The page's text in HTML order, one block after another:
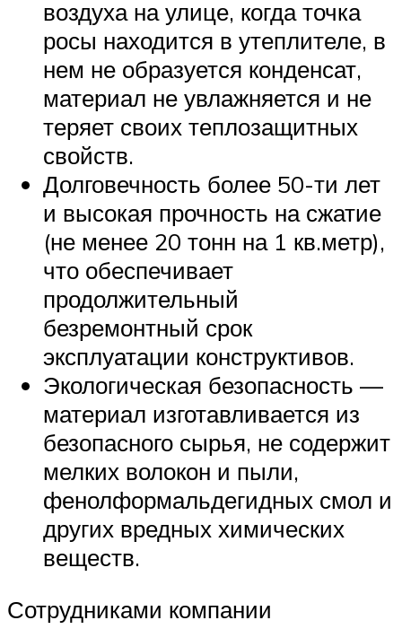
воздуха на улице, когда точка
росы находится в утеплителе, в
нем не образуется конденсат,
материал не увлажняется и не
теряет своих теплозащитных
свойств.
Долговечность более 50-ти лет
и высокая прочность на сжатие
(не менее 20 тонн на 1 кв.метр),
что обеспечивает
продолжительный
безремонтный срок
эксплуатации конструктивов.
Экологическая безопасность —
материал изготавливается из
безопасного сырья, не содержит
мелких волокон и пыли,
фенолформальдегидных смол и
других вредных химических
веществ.
Сотрудниками компании